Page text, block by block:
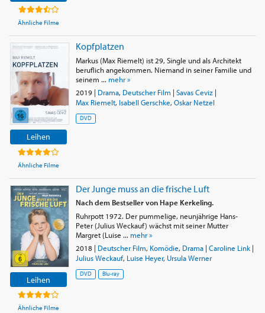
Ähnliche Filme
Leihen
Ähnliche Filme
Kopfplatzen
Markus (Max Riemelt) ist 29, Single und als Architekt
beruflich angekommen. Niemand in seiner Familie und
seinem ... mehr »
2019| Drama, Deutscher Film | Savas Ceviz|
Max Riemelt, Isabell Gerschke, Oskar Netzel
DVD
Leihen
Ähnliche Filme
Der Junge muss an die frische Luft
Nach dem Bestseller von Hape Kerkeling.
Ruhrpott 1972. Der pummelige, neunjährige Hans-
Peter (Julius Weckauf) wächst mit seiner Mutter
Margret (Luise ... mehr »
2018| Deutscher Film, Komödie, Drama| Caroline Link|
Julius Weckauf, Luise Heyer, Ursula Werner
DVD Blu-ray